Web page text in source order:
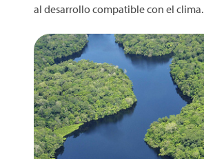
al desarrollo compatible con el clima.